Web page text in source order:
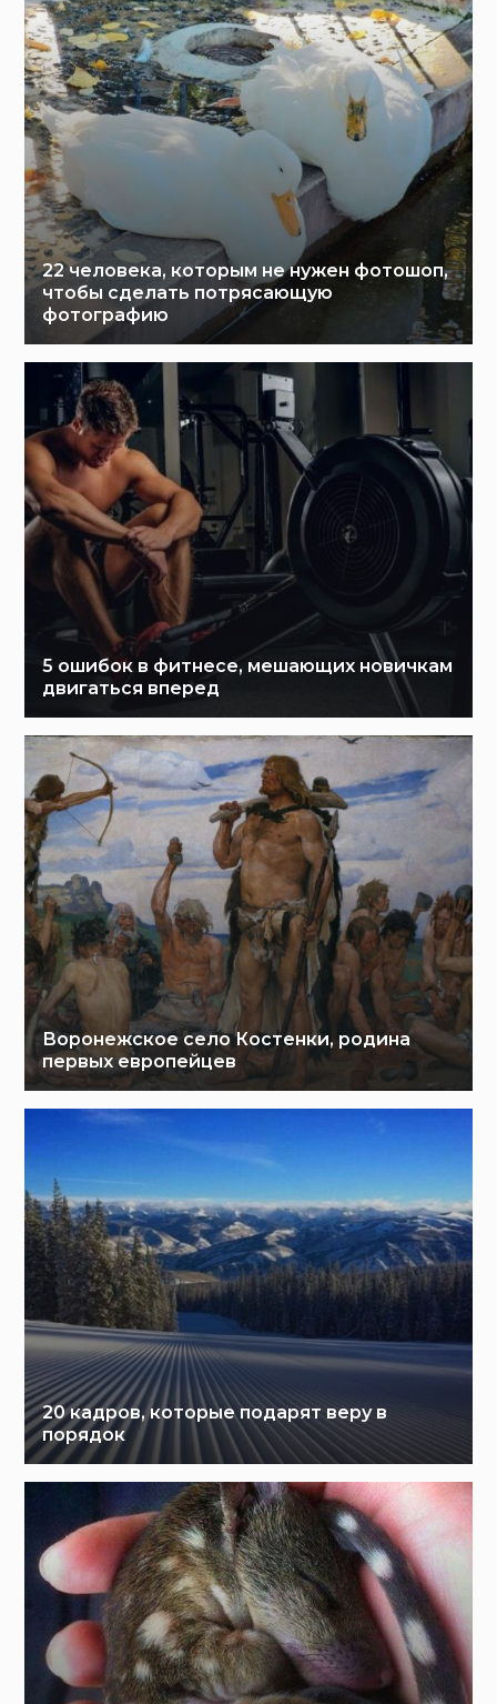
22 человека, которым не нужен фотошоп,
чтобы сделать потрясающую
фотографию
5 ошибок в фитнесе, мешающих новичкам
двигаться вперед
Воронежское село Костенки, родина
первых европейцев
20 кадров, которые подарят веру в
порядок